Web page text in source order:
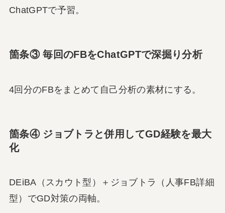
ChatGPTで予習。
箇条③ 毎回のFBをChatGPTで深掘り分析
4回分のFBをまとめて自己分析の素材にする。
箇条④ ジョブトラと併用してGD経験を最大
化
DEiBA（スカウト型）＋ジョブトラ（人事FB詳細
型）でGD対策の両軸。